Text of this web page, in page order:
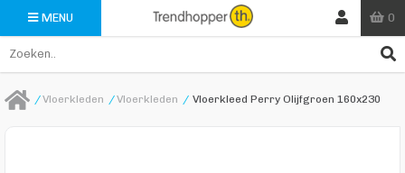
MENU 0
/Vloerkleden /Vloerkleden / Vloerkleed Perry Olijfgroen 160x230